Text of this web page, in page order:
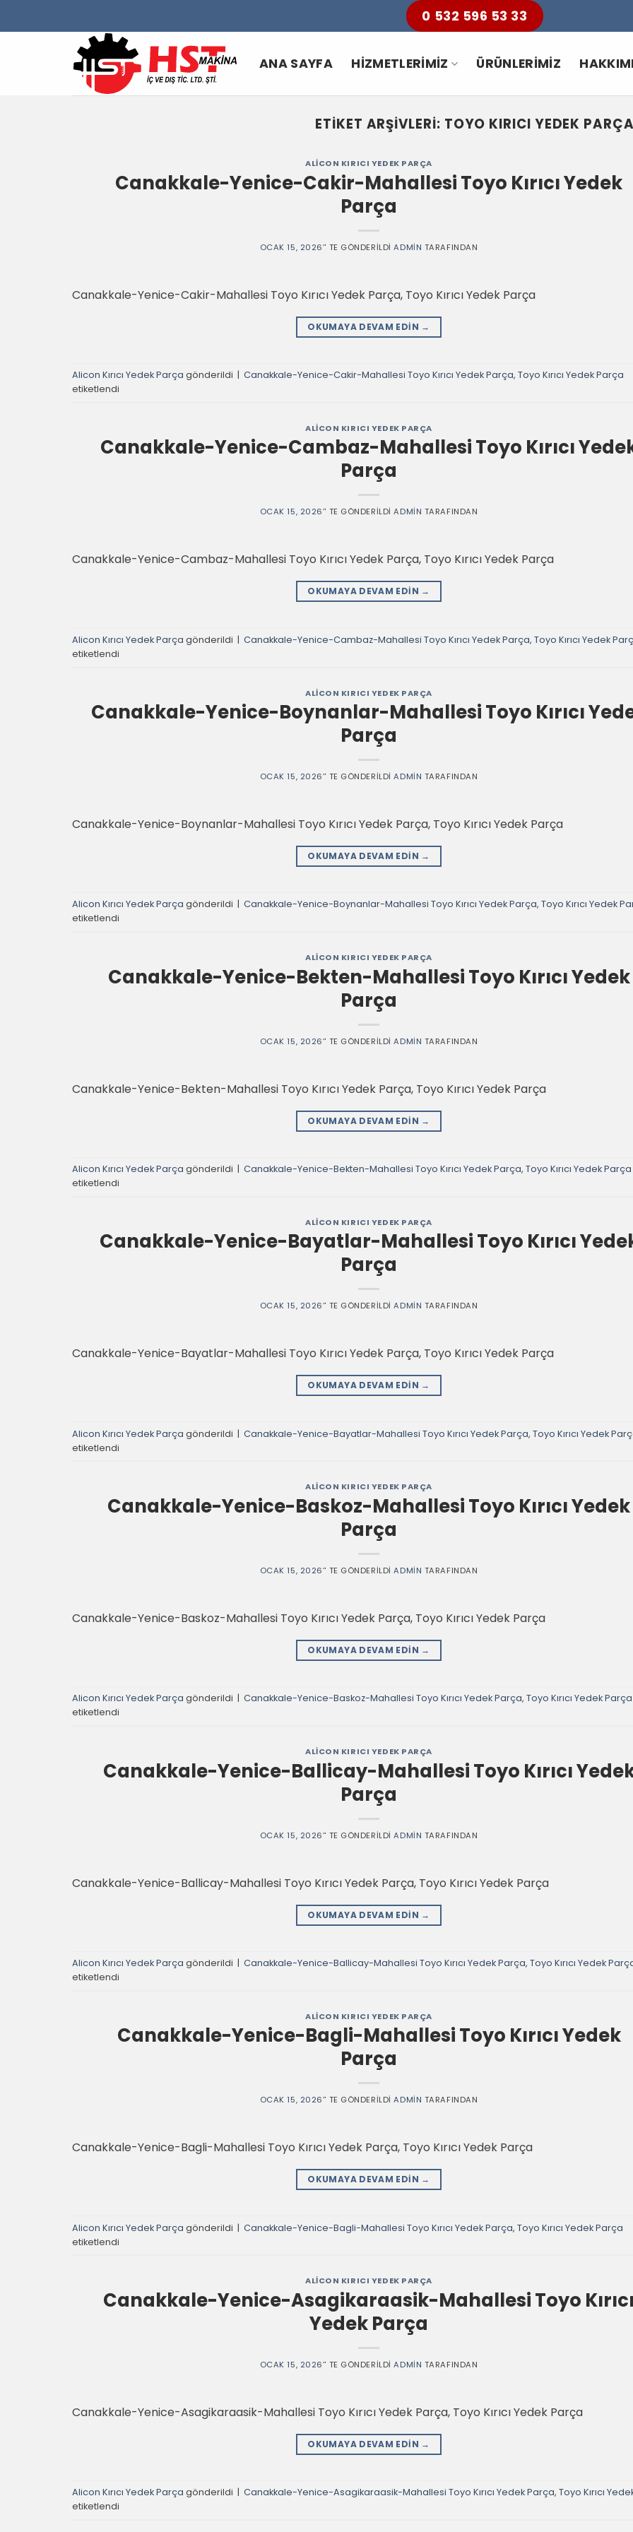
0 532 596 53 33
ANA SAYFA HIZMETLERIMIZ ÜRÜNLERIMIZ
ETIKET ARŞIVLERI: TOYO KIRICI YEDEK
ALICON KIRICI YEDEK PARÇA
Canakkale-Yenice-Cakir-Mahallesi Toyo Kırıcı Yedek
Parça
OCAK 15, 2026’' TE GÖNDERILDI ADMIN TARAFINDAN
Canakkale-Yenice-Cakir-Mahallesi Toyo Kırıcı Yedek Parça, Toyo Kırıcı Yedek Parça
OKUMAYA DEVAM EDIN →
Alicon Kırıcı Yedek Parça gönderildi | Canakkale-Yenice-Cakir-Mahallesi Toyo Kırıcı Yedek Parça, Toyo Kırıcı Yedek Parça
etiketlendi
ALICON KIRICI YEDEK PARÇA
Canakkale-Yenice-Cambaz-Mahallesi Toyo Kırıcı
Parça
OCAK 15, 2026’' TE GÖNDERILDI ADMIN TARAFINDAN
Canakkale-Yenice-Cambaz-Mahallesi Toyo Kırıcı Yedek Parça, Toyo Kırıcı Yedek Parça
OKUMAYA DEVAM EDIN →
Alicon Kırıcı Yedek Parça gönderildi | Canakkale-Yenice-Cambaz-Mahallesi Toyo Kırıcı Yedek Parça, Toyo Kırıcı Yedek
etiketlendi
ALICON KIRICI YEDEK PARÇA
Canakkale-Yenice-Boynanlar-Mahallesi Toyo Kırıcı
Parça
OCAK 15, 2026’' TE GÖNDERILDI ADMIN TARAFINDAN
Canakkale-Yenice-Boynanlar-Mahallesi Toyo Kırıcı Yedek Parça, Toyo Kırıcı Yedek Parça
OKUMAYA DEVAM EDIN →
Alicon Kırıcı Yedek Parça gönderildi Canakkale-Yenice-Boynanlar-Mahallesi Toyo Kırıcı Yedek Parça, Toyo Kırıcı Yedek
etiketlendi
ALICON KIRICI YEDEK PARÇA
Canakkale-Yenice-Bekten-Mahallesi Toyo Kırıcı Yedek
Parça
OCAK 15, 2026’' TE GÖNDERILDI ADMIN TARAFINDAN
Canakkale-Yenice-Bekten-Mahallesi Toyo Kırıcı Yedek Parça, Toyo Kırıcı Yedek Parça
OKUMAYA DEVAM EDIN →
Alicon Kırıcı Yedek Parça gönderildi | Canakkale-Yenice-Bekten-Mahallesi Toyo Kırıcı Yedek Parça, Toyo Kırıcı Yedek Parça
etiketlendi
ALICON KIRICI YEDEK PARÇA
Canakkale-Yenice-Bayatlar-Mahallesi Toyo Kırıcı
Parça
OCAK 15, 2026’' TE GÖNDERILDI ADMIN TARAFINDAN
Canakkale-Yenice-Bayatlar-Mahallesi Toyo Kırıcı Yedek Parça, Toyo Kırıcı Yedek Parça
OKUMAYA DEVAM EDIN →
Alicon Kırıcı Yedek Parça gönderildi | Canakkale-Yenice-Bayatlar-Mahallesi Toyo Kırıcı Yedek Parça, Toyo Kırıcı Yedek
etiketlendi
ALICON KIRICI YEDEK PARÇA
Canakkale-Yenice-Baskoz-Mahallesi Toyo Kırıcı Yedek
Parça
OCAK 15, 2026’' TE GÖNDERILDI ADMIN TARAFINDAN
Canakkale-Yenice-Baskoz-Mahallesi Toyo Kırıcı Yedek Parça, Toyo Kırıcı Yedek Parça
OKUMAYA DEVAM EDIN →
Alicon Kırıcı Yedek Parça gönderildi Canakkale-Yenice-Baskoz-Mahallesi Toyo Kırıcı Yedek Parça, Toyo Kırıcı Yedek Parça
etiketlendi
ALICON KIRICI YEDEK PARÇA
Canakkale-Yenice-Ballicay-Mahallesi Toyo Kırıcı
Parça
OCAK 15, 2026’' TE GÖNDERILDI ADMIN TARAFINDAN
Canakkale-Yenice-Ballicay-Mahallesi Toyo Kırıcı Yedek Parça, Toyo Kırıcı Yedek Parça
OKUMAYA DEVAM EDIN →
Alicon Kırıcı Yedek Parça gönderildi | Canakkale-Yenice-Ballicay-Mahallesi Toyo Kırıcı Yedek Parça, Toyo Kırıcı Yedek
etiketlendi
ALICON KIRICI YEDEK PARÇA
Canakkale-Yenice-Bagli-Mahallesi Toyo Kırıcı Yedek
Parça
OCAK 15, 2026’' TE GÖNDERILDI ADMIN TARAFINDAN
Canakkale-Yenice-Bagli-Mahallesi Toyo Kırıcı Yedek Parça, Toyo Kırıcı Yedek Parça
OKUMAYA DEVAM EDIN →
Alicon Kırıcı Yedek Parça gönderildi | Canakkale-Yenice-Bagli-Mahallesi Toyo Kırıcı Yedek Parça, Toyo Kırıcı Yedek Parça
etiketlendi
ALICON KIRICI YEDEK PARÇA
Canakkale-Yenice-Asagikaraasik-Mahallesi Toyo
Yedek Parça
OCAK 15, 2026’' TE GÖNDERILDI ADMIN TARAFINDAN
Canakkale-Yenice-Asagikaraasik-Mahallesi Toyo Kırıcı Yedek Parça, Toyo Kırıcı Yedek Parça
OKUMAYA DEVAM EDIN →
Alicon Kırıcı Yedek Parça gönderildi | Canakkale-Yenice-Asagikaraasik-Mahallesi Toyo Kırıcı Yedek Parça, Toyo Kırıcı
etiketlendi